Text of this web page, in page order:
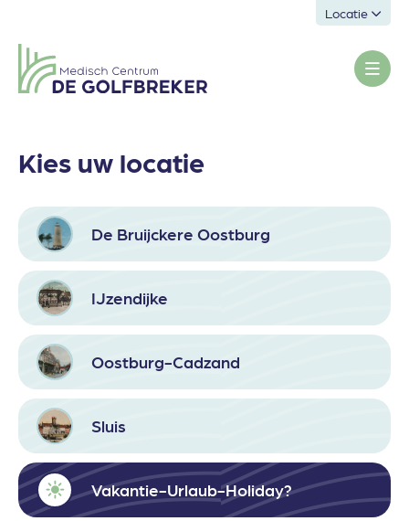
Locatie
Kies uw locatie
De Bruijckere Oostburg
IJzendijke
Oostburg-Cadzand
Sluis
Vakantie-Urlaub-Holiday?